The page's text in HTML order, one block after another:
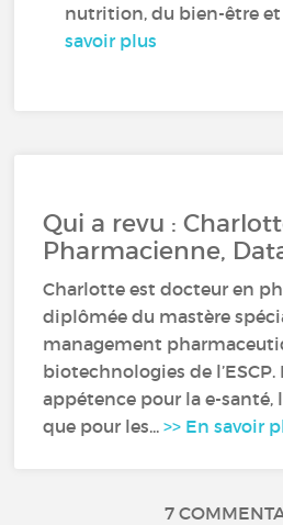
nutrition, du bien-être et
savoir plus
Qui a revu :
Pharmacienne,
Charlotte est docteur en
diplômée du mastère
management
biotechnologies de
appétence pour la e-santé,
que pour les...>> En savoir
7